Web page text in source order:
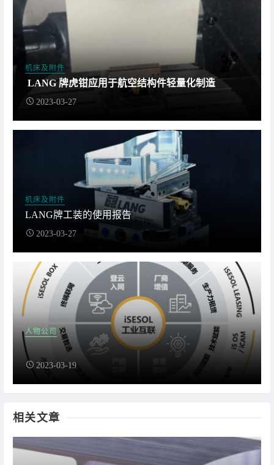
机床及附件
LANG 牌虎钳应用于航空结构件轻量化制造
2023-03-27
机床及附件
LANG牌工装的使用报告
2023-03-27
人物公司
2023-03-19
相关文章